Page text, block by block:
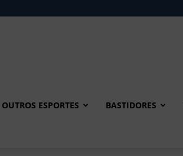
OUTROS ESPORTES BASTIDORES